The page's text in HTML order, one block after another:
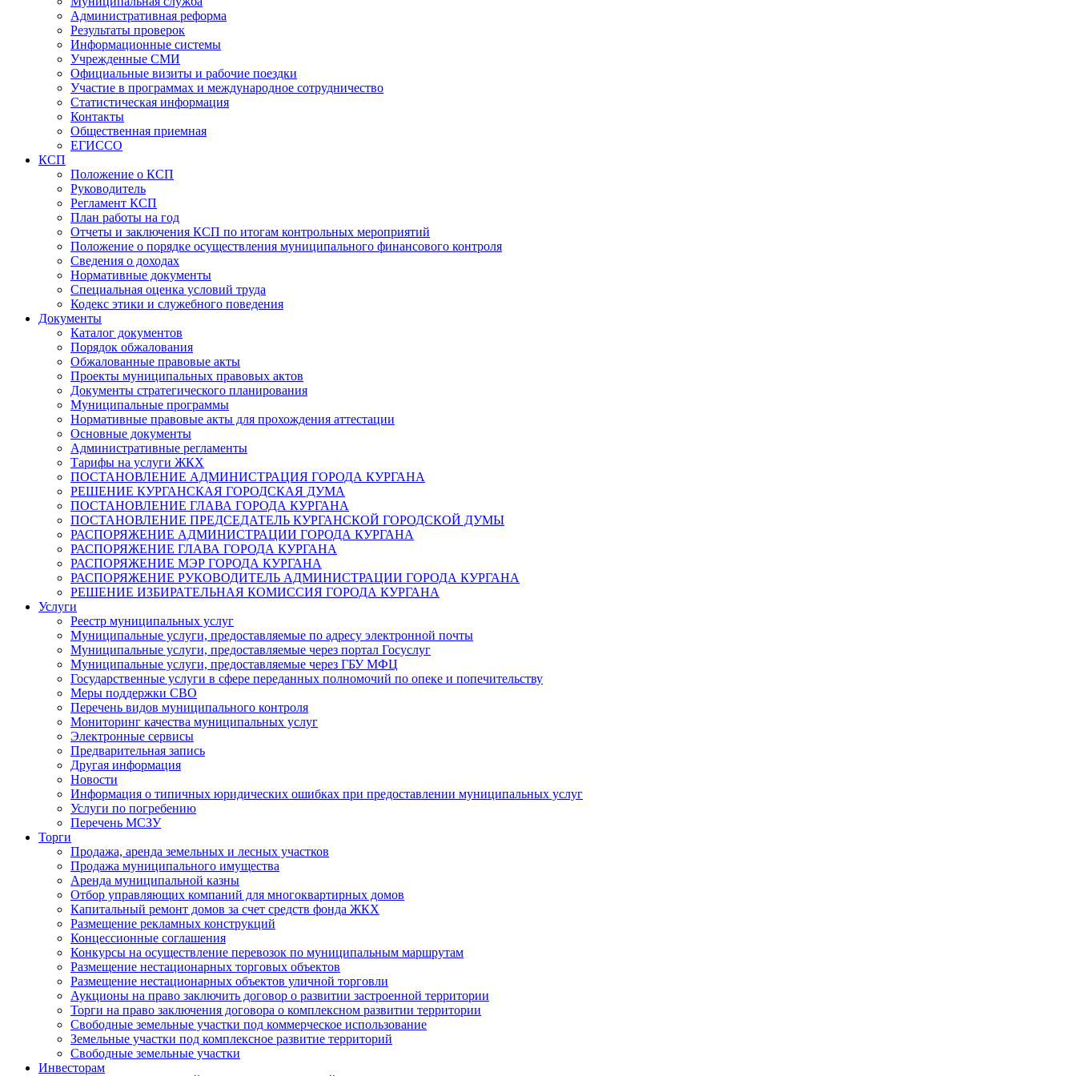
Административная реформа
Результаты проверок
Информационные системы
Учрежденные СМИ
Официальные визиты и рабочие поездки
Участие в программах и международное сотрудничество
Статистическая информация
Контакты
Общественная приемная
ЕГИССО
КСП
Положение о КСП
Руководитель
Регламент КСП
План работы на год
Отчеты и заключения КСП по итогам контрольных мероприятий
Положение о порядке осуществления муниципального финансового контроля
Сведения о доходах
Нормативные документы
Специальная оценка условий труда
Кодекс этики и служебного поведения
Документы
Каталог документов
Порядок обжалования
Обжалованные правовые акты
Проекты муниципальных правовых актов
Документы стратегического планирования
Муниципальные программы
Нормативные правовые акты для прохождения аттестации
Основные документы
Административные регламенты
Тарифы на услуги ЖКХ
ПОСТАНОВЛЕНИЕ АДМИНИСТРАЦИЯ ГОРОДА КУРГАНА
РЕШЕНИЕ КУРГАНСКАЯ ГОРОДСКАЯ ДУМА
ПОСТАНОВЛЕНИЕ ГЛАВА ГОРОДА КУРГАНА
ПОСТАНОВЛЕНИЕ ПРЕДСЕДАТЕЛЬ КУРГАНСКОЙ ГОРОДСКОЙ ДУМЫ
РАСПОРЯЖЕНИЕ АДМИНИСТРАЦИИ ГОРОДА КУРГАНА
РАСПОРЯЖЕНИЕ ГЛАВА ГОРОДА КУРГАНА
РАСПОРЯЖЕНИЕ МЭР ГОРОДА КУРГАНА
РАСПОРЯЖЕНИЕ РУКОВОДИТЕЛЬ АДМИНИСТРАЦИИ ГОРОДА КУРГАНА
РЕШЕНИЕ ИЗБИРАТЕЛЬНАЯ КОМИССИЯ ГОРОДА КУРГАНА
Услуги
Реестр муниципальных услуг
Муниципальные услуги, предоставляемые по адресу электронной почты
Муниципальные услуги, предоставляемые через портал Госуслуг
Муниципальные услуги, предоставляемые через ГБУ МФЦ
Государственные услуги в сфере переданных полномочий по опеке и попечительству
Меры поддержки СВО
Перечень видов муниципального контроля
Мониторинг качества муниципальных услуг
Электронные сервисы
Предварительная запись
Другая информация
Новости
Информация о типичных юридических ошибках при предоставлении муниципальных услуг
Услуги по погребению
Перечень МСЗУ
Торги
Продажа, аренда земельных и лесных участков
Продажа муниципального имущества
Аренда муниципальной казны
Отбор управляющих компаний для многоквартирных домов
Капитальный ремонт домов за счет средств фонда ЖКХ
Размещение рекламных конструкций
Концессионные соглашения
Конкурсы на осуществление перевозок по муниципальным маршрутам
Размещение нестационарных торговых объектов
Размещение нестационарных объектов уличной торговли
Аукционы на право заключить договор о развитии застроенной территории
Торги на право заключения договора о комплексном развитии территории
Свободные земельные участки под коммерческое использование
Земельные участки под комплексное развитие территорий
Свободные земельные участки
Инвесторам